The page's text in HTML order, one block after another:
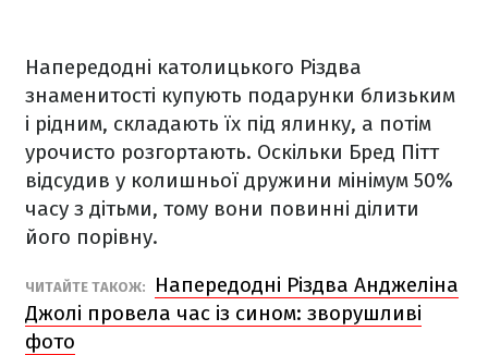
Напередодні католицького Різдва
знаменитості купують подарунки близьким
і рідним, складають їх під ялинку, а потім
урочисто розгортають. Оскільки Бред Пітт
відсудив у колишньої дружини мінімум 50%
часу з дітьми, тому вони повинні ділити
його порівну.
ЧИТАЙТЕ ТАКОЖ:
Напередодні Різдва Анджеліна
Джолі провела час із сином: зворушливі
фото